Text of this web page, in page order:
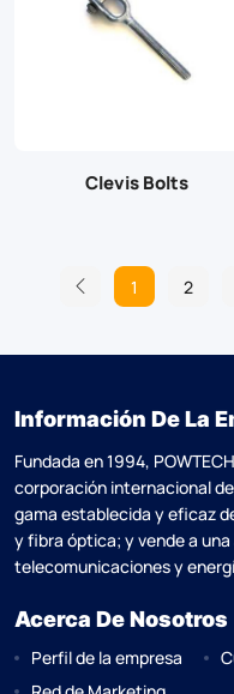
Clevis Bolts
1 2
Información De La
Fundada en 1994,
corporación internacional
gama establecida y eficaz
y fibra óptica; y vende a
telecomunicaciones y
Acerca De Nosotros
Perfil de la empresa